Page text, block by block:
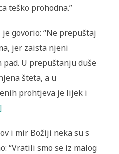
teško prohodna.”
govorio: “Ne prepuštaj
jer zaista njeni
U prepuštanju duše
šteta, a u
prohtjeva je lijek i
i mir Božiji neka su s
“Vratili smo se iz malog